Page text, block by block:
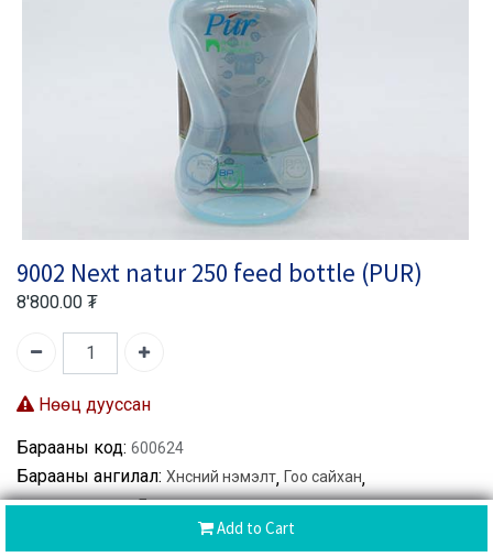
Add to Cart
9002 Next natur 250 feed bottle (PUR)
8'800.00 ₮
Нөөц дууссан
Барааны код: 600624
Барааны ангилал: Хүнсний нэмэлт, Гоо сайхан,
Өргөн хэрэглээ, Бусад